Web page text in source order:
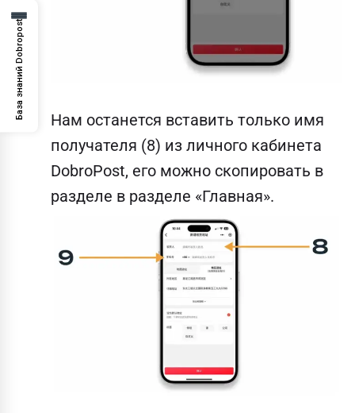
База знаний Dobropost
Нам останется вставить только имя
получателя (8) из личного кабинета
DobroPost, его можно скопировать в
разделе в разделе «Главная».